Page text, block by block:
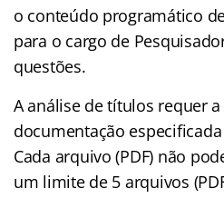
o conteúdo programático
para o cargo de
questões.
A análise de títulos requer
documentação
Cada arquivo (PDF) não
um limite de 5 arquivos